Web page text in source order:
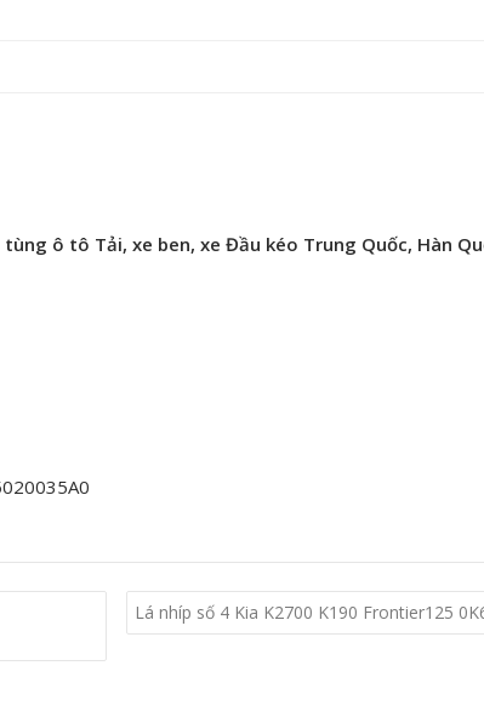
ô tô Tải, xe ben, xe Đầu kéo Trung Quốc, Hàn
Lá nhíp số 4 Kia K2700 K190 Frontier125